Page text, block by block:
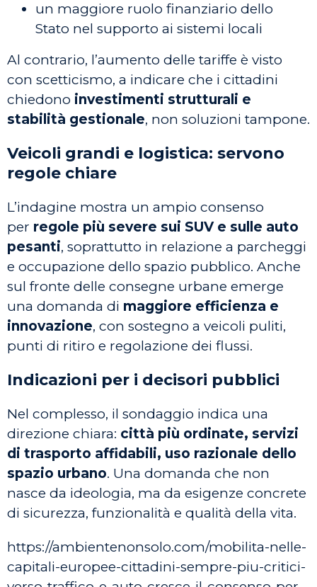
un maggiore ruolo finanziario dello
Stato nel supporto ai sistemi locali
Al contrario, l’aumento delle tariffe è visto
con scetticismo, a indicare che i cittadini
chiedono investimenti strutturali e
stabilità gestionale, non soluzioni tampone.
Veicoli grandi e logistica: servono
regole chiare
L’indagine mostra un ampio consenso
per regole più severe sui SUV e sulle auto
pesanti, soprattutto in relazione a parcheggi
e occupazione dello spazio pubblico. Anche
sul fronte delle consegne urbane emerge
una domanda di maggiore efficienza e
innovazione, con sostegno a veicoli puliti,
punti di ritiro e regolazione dei flussi.
Indicazioni per i decisori pubblici
Nel complesso, il sondaggio indica una
direzione chiara: città più ordinate, servizi
di trasporto affidabili, uso razionale dello
spazio urbano. Una domanda che non
nasce da ideologia, ma da esigenze concrete
di sicurezza, funzionalità e qualità della vita.
https://ambientenonsolo.com/mobilita-nelle-
capitali-europee-cittadini-sempre-piu-critici-